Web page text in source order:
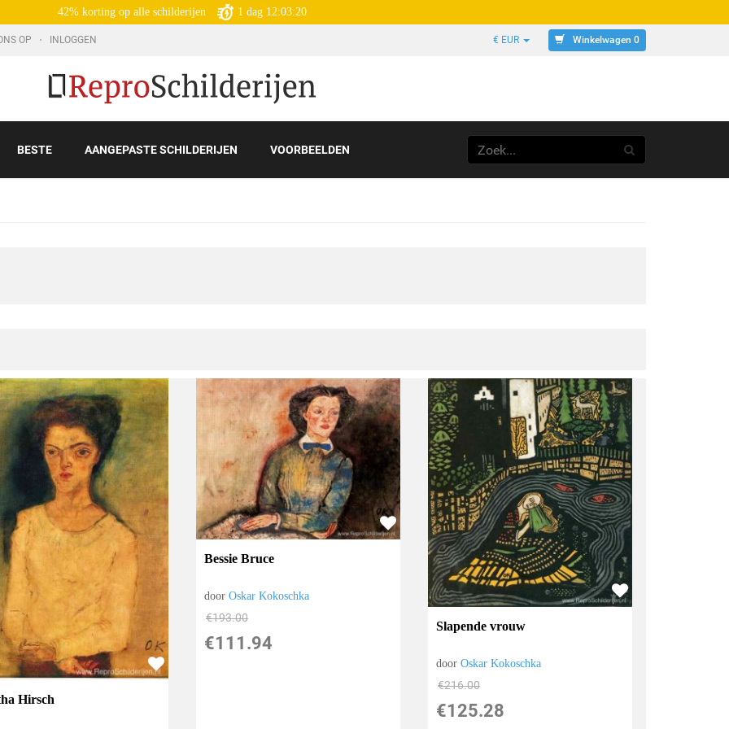
42% korting op alle schilderijen 1 dag 12:03:18
OP INLOGGEN € EUR Winkelwagen 0
BESTE AANGEPASTE SCHILDERIJEN VOORBEELDEN
Hirsch
Bessie Bruce
doorOskar Kokoschka
€193.00
€111.94
Slapende vrouw
doorOskar Kokoschka
€216.00
€125.28